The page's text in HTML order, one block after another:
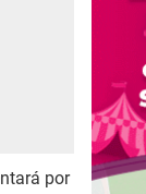
por